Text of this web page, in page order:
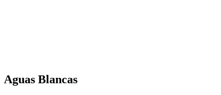
Aguas Blancas